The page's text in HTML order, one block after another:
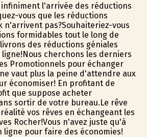
l'arrivée des réductions
vous que les réductions
n'arrivent pas?Souhaiteriez-vous
formidables tout le long de
des réductions géniales
cherchons les derniers
Promotionnels pour échanger
vaut plus la peine d'attendre aux
économiser! En profitant de
que suppose acheter
sortir de votre bureau.Le rêve
vos rêves en échangeant les
Rocher!Vous n'avez juste qu'à
pour faire des économies!